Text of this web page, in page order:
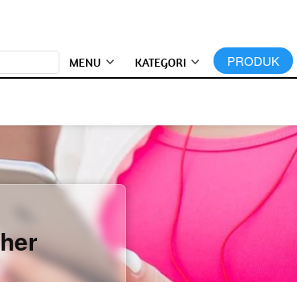
MENU KATEGORI `PRODUK